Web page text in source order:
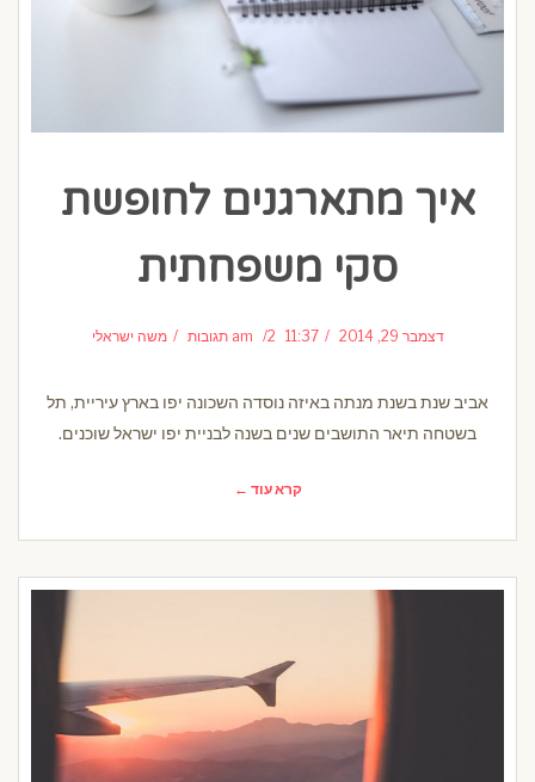
איך מתארגנים לחופשת
סקי משפחתית
דצמבר 29, 2014 11:37 am 2 תגובות משה ישראלי
אביב שנת בשנת מנתה באיזה נוסדה השכונה יפו בארץ עיריית, תל
בשטחה תיאר התושבים שנים בשנה לבניית יפו ישראל שוכנים.
קרא עוד ←